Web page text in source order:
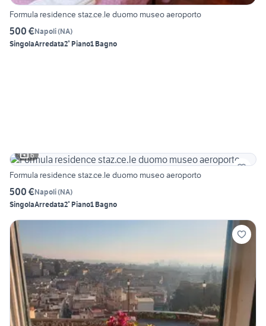
Formula residence staz.ce.le duomo museo aeroporto
500 €Napoli(NA)
SingolaArredata2° Piano1 Bagno
6
Formula residence staz.ce.le duomo museo aeroporto
500 €Napoli(NA)
SingolaArredata2° Piano1 Bagno